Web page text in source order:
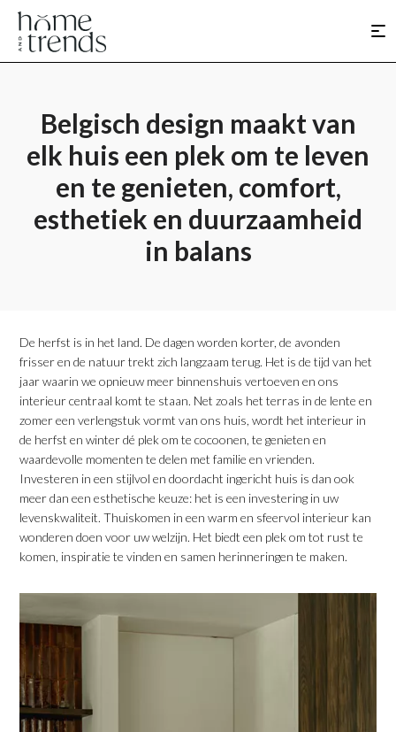
Belgisch design maakt van
elk huis een plek om te leven
en te genieten, comfort,
esthetiek en duurzaamheid
in balans
​De herfst is in het land. De dagen worden korter, de avonden
frisser en de natuur trekt zich langzaam terug. Het is de tijd van het
jaar waarin we opnieuw meer binnenshuis vertoeven en ons
interieur centraal komt te staan. Net zoals het terras in de lente en
zomer een verlengstuk vormt van ons huis, wordt het interieur in
de herfst en winter dé plek om te cocoonen, te genieten en
waardevolle momenten te delen met familie en vrienden.
Investeren in een stijlvol en doordacht ingericht huis is dan ook
meer dan een esthetische keuze: het is een investering in uw
levenskwaliteit. Thuiskomen in een warm en sfeervol interieur kan
wonderen doen voor uw welzijn. Het biedt een plek om tot rust te
komen, inspiratie te vinden en samen herinneringen te maken.